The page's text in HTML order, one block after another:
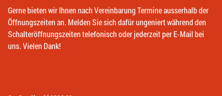
Gerne bieten wir Ihnen nach Vereinbarung Termine ausserhalb der
Öffnungszeiten an. Melden Sie sich dafür ungeniert während den
Schalteröffnungszeiten telefonisch oder jederzeit per E-Mail bei
uns. Vielen Dank!